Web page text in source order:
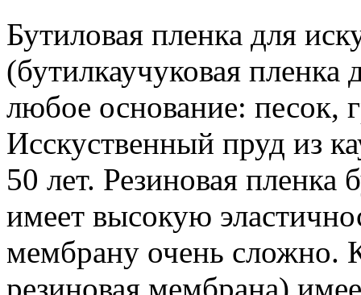
Бутиловая пленка для
(бутилкаучуковая пленка
любое основание: песок,
Исскуственный пруд из
50 лет. Резиновая пленка
имеет высокую
мембрану очень сложно.
резиновая мембрана)